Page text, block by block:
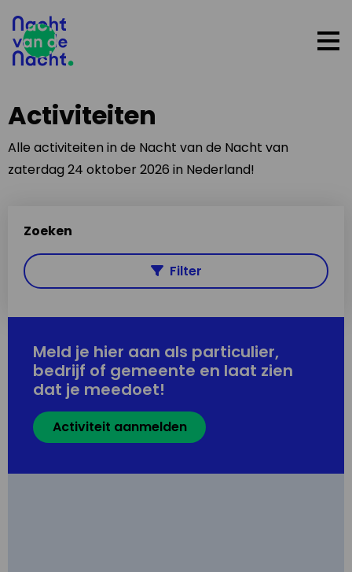
Activiteiten
Alle activiteiten in de Nacht van de Nacht van
zaterdag 24 oktober 2026 in Nederland!
Zoeken
Filter
Meld je hier aan als particulier,
bedrijf of gemeente en laat zien
dat je meedoet!
Activiteit aanmelden